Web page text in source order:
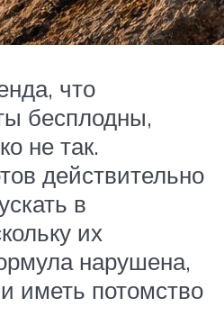
что
бесплодны,
не так.
действительно
в
их
нарушена,
иметь потомство